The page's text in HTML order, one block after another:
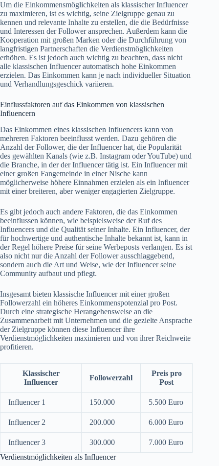
Um die Einkommensmöglichkeiten als klassischer Influencer
zu maximieren, ist es wichtig, seine Zielgruppe genau zu
kennen und relevante Inhalte zu erstellen, die die Bedürfnisse
und Interessen der Follower ansprechen. Außerdem kann die
Kooperation mit großen Marken oder die Durchführung von
langfristigen Partnerschaften die Verdienstmöglichkeiten
erhöhen. Es ist jedoch auch wichtig zu beachten, dass nicht
alle klassischen Influencer automatisch hohe Einkommen
erzielen. Das Einkommen kann je nach individueller Situation
und Verhandlungsgeschick variieren.
Einflussfaktoren auf das Einkommen von klassischen
Influencern
Das Einkommen eines klassischen Influencers kann von
mehreren Faktoren beeinflusst werden. Dazu gehören die
Anzahl der Follower, die der Influencer hat, die Popularität
des gewählten Kanals (wie z.B. Instagram oder YouTube) und
die Branche, in der der Influencer tätig ist. Ein Influencer mit
einer großen Fangemeinde in einer Nische kann
möglicherweise höhere Einnahmen erzielen als ein Influencer
mit einer breiteren, aber weniger engagierten Zielgruppe.
Es gibt jedoch auch andere Faktoren, die das Einkommen
beeinflussen können, wie beispielsweise der Ruf des
Influencers und die Qualität seiner Inhalte. Ein Influencer, der
für hochwertige und authentische Inhalte bekannt ist, kann in
der Regel höhere Preise für seine Werbeposts verlangen. Es ist
also nicht nur die Anzahl der Follower ausschlaggebend,
sondern auch die Art und Weise, wie der Influencer seine
Community aufbaut und pflegt.
Insgesamt bieten klassische Influencer mit einer großen
Followerzahl ein höheres Einkommenspotenzial pro Post.
Durch eine strategische Herangehensweise an die
Zusammenarbeit mit Unternehmen und die gezielte Ansprache
der Zielgruppe können diese Influencer ihre
Verdienstmöglichkeiten maximieren und von ihrer Reichweite
profitieren.
Klassischer
Influencer
Followerzahl
Preis pro
Post
Influencer 1 150.000 5.500 Euro
Influencer 2 200.000 6.000 Euro
Influencer 3 300.000
7.000 Euro
Verdienstmöglichkeiten als Influencer